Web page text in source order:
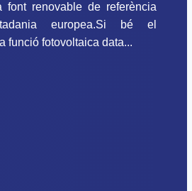
font renovable de referència
europea.Si bé el
funció fotovoltaica data...